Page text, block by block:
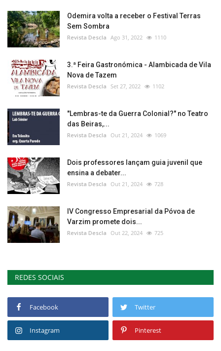
Odemira volta a receber o Festival Terras
Sem Sombra
Revista Descla Ago 31, 2022 1110
3.ª Feira Gastronómica - Alambicada de Vila
Nova de Tazem
Revista Descla Set 27, 2022 1102
"Lembras-te da Guerra Colonial?" no Teatro
das Beiras,...
Revista Descla Out 21, 2024 1069
Dois professores lançam guia juvenil que
ensina a debater...
Revista Descla Out 21, 2024 728
IV Congresso Empresarial da Póvoa de
Varzim promete dois...
Revista Descla Out 22, 2024 725
REDES SOCIAIS
Facebook Twitter
Instagram Pinterest